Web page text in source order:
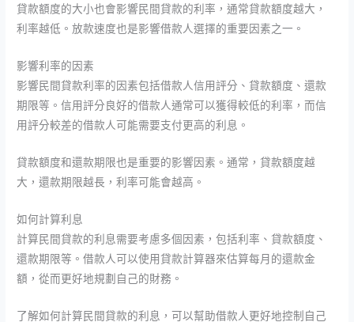
貸款額度的大小也會影響民間貸款的利率，通常貸款額度越大，
利率越低。放款速度也是影響借款人選擇的重要因素之一。
影響利率的因素
影響民間貸款利率的因素包括借款人信用評分、貸款額度、還款
期限等。信用評分良好的借款人通常可以獲得較低的利率，而信
用評分較差的借款人可能需要支付更高的利息。
貸款額度和還款期限也是重要的影響因素。通常，貸款額度越
大，還款期限越長，利率可能會越高。
如何計算利息
計算民間貸款的利息需要考慮多個因素，包括利率、貸款額度、
還款期限等。借款人可以使用貸款計算器來估算每月的還款金
額，從而更好地規劃自己的財務。
了解如何計算民間貸款的利息，可以幫助借款人更好地控制自己